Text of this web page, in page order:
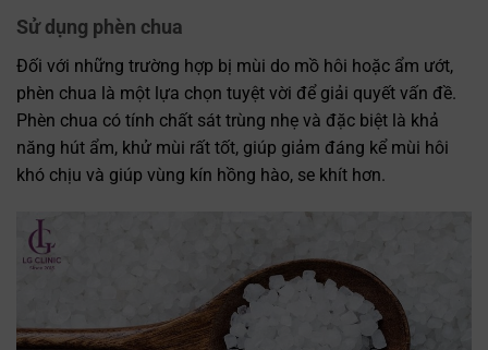
Sử dụng phèn chua
Đối với những trường hợp bị mùi do mồ hôi hoặc ẩm ướt,
phèn chua là một lựa chọn tuyệt vời để giải quyết vấn đề.
Phèn chua có tính chất sát trùng nhẹ và đặc biệt là khả
năng hút ẩm, khử mùi rất tốt, giúp giảm đáng kể mùi hôi
khó chịu và giúp vùng kín hồng hào, se khít hơn.